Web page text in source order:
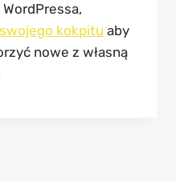
swojego kokpitu aby
nowe z własną